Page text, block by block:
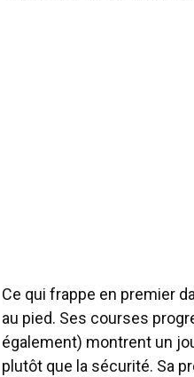
Ce qui frappe en premier
au pied. Ses courses
également) montrent un
plutôt que la sécurité. Sa